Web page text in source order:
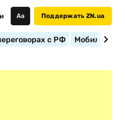
Аа Поддержать ZN.ua
с РФ